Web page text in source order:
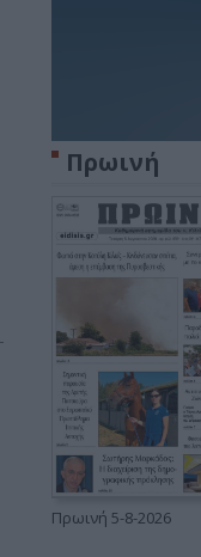
Πρωινή
Πρωινή 5-8-2026